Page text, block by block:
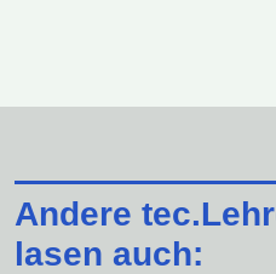
Andere
lasen auch: